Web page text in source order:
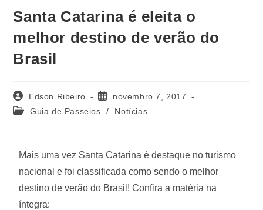
Santa Catarina é eleita o
melhor destino de verão do
Brasil
Edson Ribeiro
novembro 7, 2017
Guia de Passeios
/ Notícias
Mais uma vez Santa Catarina é destaque no turismo
nacional e foi classificada como sendo o melhor
destino de verão do Brasil! Confira a matéria na
íntegra: